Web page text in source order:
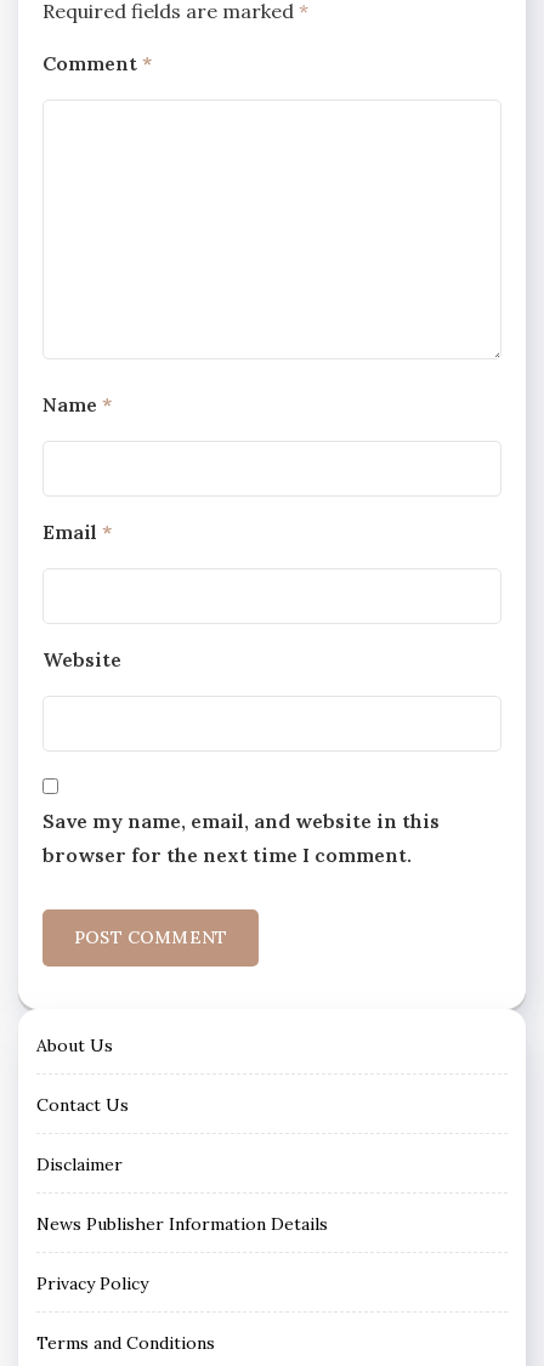
Required fields are marked *
Comment *
Name *
Email *
Website
Save my name, email, and website in this
browser for the next time I comment.
About Us
Contact Us
Disclaimer
News Publisher Information Details
Privacy Policy
Terms and Conditions